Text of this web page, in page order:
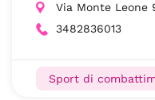
Via Monte Leone
3482836013
Sport di